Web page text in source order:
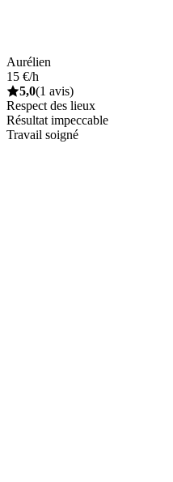
Aurélien
15 €/h
5,0(1 avis)
Respect des lieux
Résultat impeccable
Travail soigné